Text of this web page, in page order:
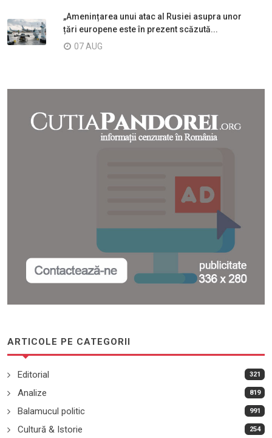
„Amenințarea unui atac al Rusiei asupra unor
țări europene este în prezent scăzută...
07 AUG
ARTICOLE PE CATEGORII
Editorial 321
Analize 819
Balamucul politic 991
Cultură & Istorie 254